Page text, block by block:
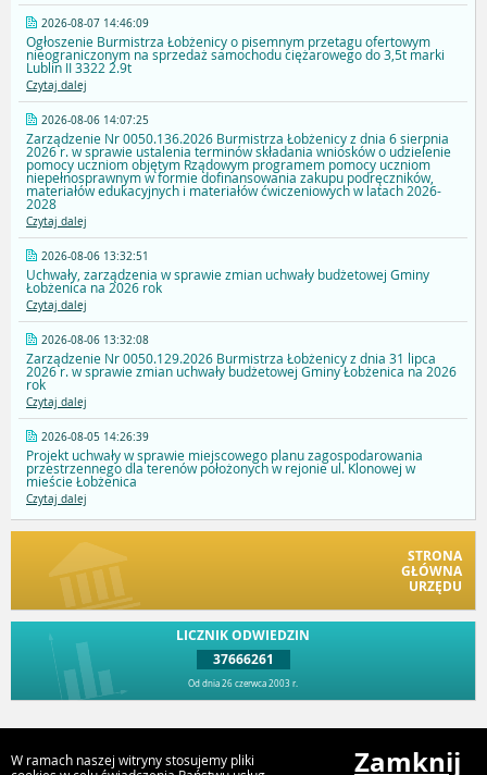
2026-08-07 14:46:09
Ogłoszenie Burmistrza Łobżenicy o pisemnym przetagu ofertowym
nieograniczonym na sprzedaż samochodu ciężarowego do 3,5t marki
Lublin II 3322 2.9t
Czytaj dalej
2026-08-06 14:07:25
Zarządzenie Nr 0050.136.2026 Burmistrza Łobżenicy z dnia 6 sierpnia
2026 r. w sprawie ustalenia terminów składania wniosków o udzielenie
pomocy uczniom objętym Rządowym programem pomocy uczniom
niepełnosprawnym w formie dofinansowania zakupu podręczników,
materiałów edukacyjnych i materiałów ćwiczeniowych w latach 2026-
2028
Czytaj dalej
2026-08-06 13:32:51
Uchwały, zarządzenia w sprawie zmian uchwały budżetowej Gminy
Łobżenica na 2026 rok
Czytaj dalej
2026-08-06 13:32:08
Zarządzenie Nr 0050.129.2026 Burmistrza Łobżenicy z dnia 31 lipca
2026 r. w sprawie zmian uchwały budżetowej Gminy Łobżenica na 2026
rok
Czytaj dalej
2026-08-05 14:26:39
Projekt uchwały w sprawie miejscowego planu zagospodarowania
przestrzennego dla terenów położonych w rejonie ul. Klonowej w
mieście Łobżenica
Czytaj dalej
STRONA
GŁÓWNA
URZĘDU
LICZNIK ODWIEDZIN
37666261
Od dnia 26 czerwca 2003 r.
W ramach naszej witryny stosujemy pliki
Zamknij